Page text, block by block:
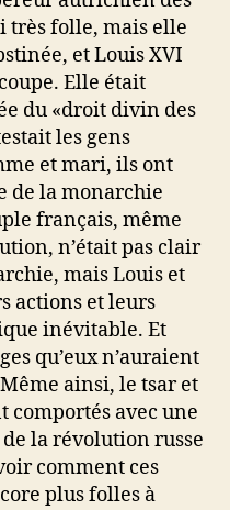
très folle, mais elle
et Louis XVI
Elle était
du «droit divin des
les gens
et mari, ils ont
de la monarchie
français, même
n’était pas clair
mais Louis et
actions et leurs
inévitable. Et
qu’eux n’auraient
ainsi, le tsar et
comportés avec une
la révolution russe
comment ces
plus folles à